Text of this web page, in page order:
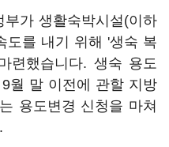
가 생활숙박시설(이하
도를 내기 위해 '생숙 복
련했습니다. 생숙 용도
월 말 이전에 관할 지방
용도변경 신청을 마쳐